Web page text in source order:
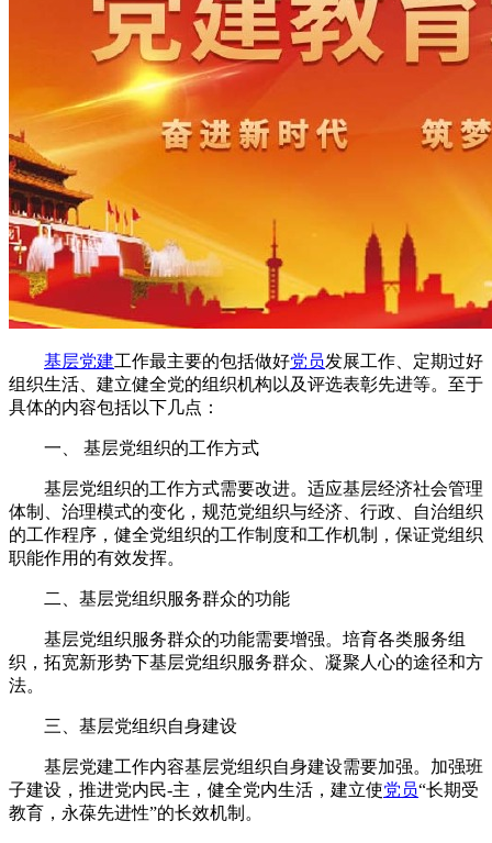
基层党建工作最主要的包括做好党员发展工作、定期过好
组织生活、建立健全党的组织机构以及评选表彰先进等。至于
具体的内容包括以下几点：
一、 基层党组织的工作方式
基层党组织的工作方式需要改进。适应基层经济社会管理
体制、治理模式的变化，规范党组织与经济、行政、自治组织
的工作程序，健全党组织的工作制度和工作机制，保证党组织
职能作用的有效发挥。
二、基层党组织服务群众的功能
基层党组织服务群众的功能需要增强。培育各类服务组
织，拓宽新形势下基层党组织服务群众、凝聚人心的途径和方
法。
三、基层党组织自身建设
基层党建工作内容基层党组织自身建设需要加强。加强班
子建设，推进党内民-主，健全党内生活，建立使党员“长期受
教育，永葆先进性”的长效机制。